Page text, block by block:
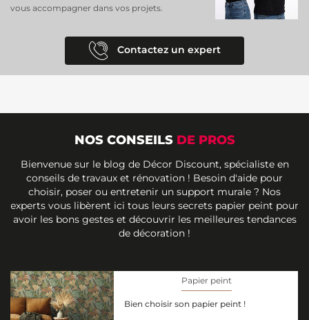
vous accompagner dans vos projets.
Contactez un expert
NOS CONSEILS DE PROS
Bienvenue sur le blog de Décor Discount, spécialiste en
conseils de travaux et rénovation ! Besoin d'aide pour
choisir, poser ou entretenir un support murale ? Nos
experts vous libèrent ici tous leurs secrets papier peint pour
avoir les bons gestes et découvrir les meilleures tendances
de décoration !
Papier peint
Bien choisir son papier peint !